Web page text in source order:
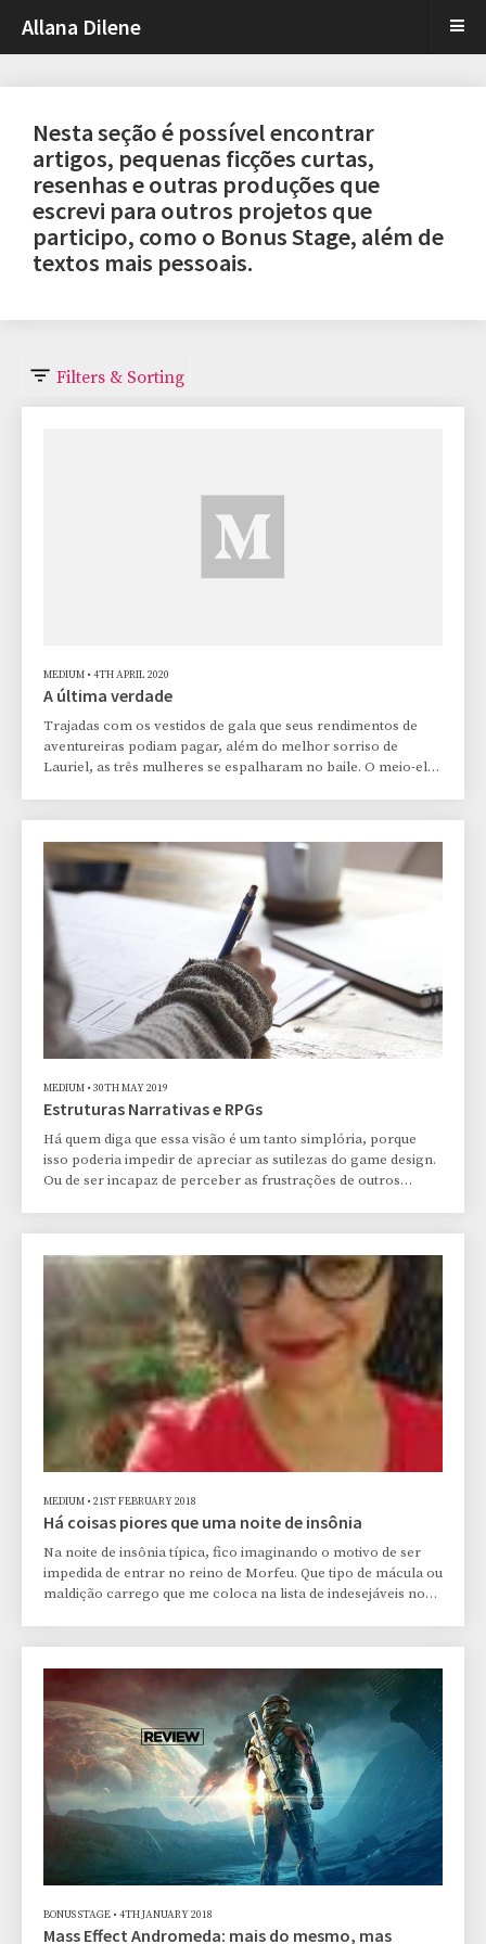
Allana Dilene
Nesta seção é possível encontrar
artigos, pequenas ficções curtas,
resenhas e outras produções que
escrevi para outros projetos que
participo, como o Bonus Stage, além de
textos mais pessoais.
Filters & Sorting
MEDIUM • 4TH APRIL 2020
A última verdade
Trajadas com os vestidos de gala que seus rendimentos de
aventureiras podiam pagar, além do melhor sorriso de
Lauriel, as três mulheres se espalharam no baile. O meio-elfo
ele se movia pelo salão. No rosto, o jovem imberbe usava
uma vistosa máscara de dragão, com longos bigodes
armados. Aquele era seu primeiro baile de máscaras, e,
MEDIUM • 30TH MAY 2019
Estruturas Narrativas e RPGs
Há quem diga que essa visão é um tanto simplória, porque
isso poderia impedir de apreciar as sutilezas do game design.
Ou de ser incapaz de perceber as frustrações de outros
não seja do interesse de todos na mesma mesa, tem escolhas
que são claramente óbvias. Não dá pra ser feliz esperando
que seu D&D tenha um sistema mo
MEDIUM • 21ST FEBRUARY 2018
Há coisas piores que uma noite de insônia
Na noite de insônia típica, fico imaginando o motivo de ser
impedida de entrar no reino de Morfeu. Que tipo de mácula ou
maldição carrego que me coloca na lista de indesejáveis no
arrependo. Começo, então, a modelar uma grande pedra,
com a qual pretendo arrombar os portões do castelo do Rei
dos Sonhos, sendo, enfim, consagrada com
BONUS STAGE • 4TH JANUARY 2018
Mass Effect Andromeda: mais do mesmo, mas